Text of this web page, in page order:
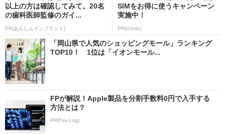
以上の方は確認してみて。20名
の歯科医師監修のガイ...
PR(あんしんインプラント)
SIMをお得に使うキャンペーン
実施中！
PR(IIJmio)
「岡山県で人気のショッピングモール」ランキング
TOP10！ 1位は「イオンモール...
FPが解説！Apple製品を分割手数料0円で入手する
方法とは？
PR(Fav-Log)